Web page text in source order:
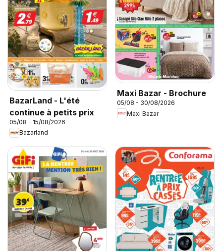
BazarLand - L'été
continue à petits prix
05/08 - 15/08/2026
Bazarland
Maxi Bazar - Brochure
05/08 - 30/08/2026
Maxi Bazar